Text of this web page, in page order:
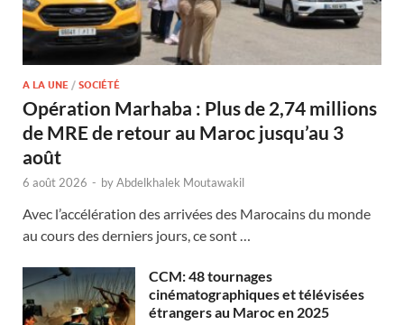
A LA UNE / SOCIÉTÉ
Opération Marhaba : Plus de 2,74 millions
de MRE de retour au Maroc jusqu’au 3
août
6 août 2026 - byAbdelkhalek Moutawakil
Avec l’accélération des arrivées des Marocains du monde
au cours des derniers jours, ce sont …
CCM: 48 tournages
cinématographiques et télévisées
étrangers au Maroc en 2025